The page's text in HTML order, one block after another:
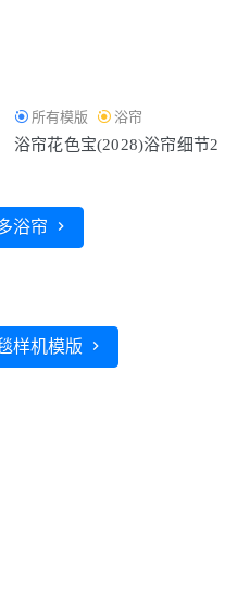
所有模版 浴帘
浴帘花色宝(2028)浴帘细节2
浴帘
样机模版